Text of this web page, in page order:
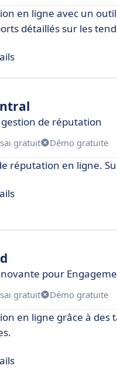
en ligne avec un
détaillés sur les
gestion de réputation
gratuit Démo gratuite
réputation en ligne.
pour
gratuit Démo gratuite
en ligne grâce à des